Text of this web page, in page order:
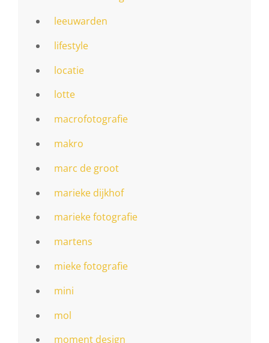
leeuwarden
lifestyle
locatie
lotte
macrofotografie
makro
marc de groot
marieke dijkhof
marieke fotografie
martens
mieke fotografie
mini
mol
moment design